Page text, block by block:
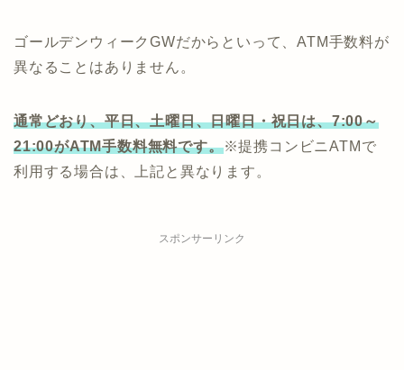
ゴールデンウィークGWだからといって、ATM手数料が
異なることはありません。
通常どおり、平日、土曜日、日曜日・祝日は、7:00～
21:00がATM手数料無料です。※提携コンビニATMで
利用する場合は、上記と異なります。
スポンサーリンク